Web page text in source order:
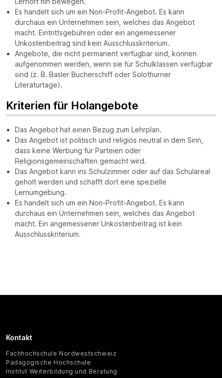
Es handelt sich um ein Non-Profit-Angebot. Es kann
durchaus ein Unternehmen sein, welches das Angebot
macht. Eintrittsgebühren oder ein angemessener
Unkostenbeitrag sind kein Ausschlusskriterium.
Angebote, die nicht permanent verfügbar sind, können
aufgenommen werden, wenn sie für Schulklassen verfügbar
sind (z. B. Basler Bücherschiff oder Solothurner
Literaturtage).
Kriterien für Holangebote
Das Angebot hat einen Bezug zum Lehrplan.
Das Angebot ist politisch und religiös neutral in dem Sinn,
dass keine Werbung für Parteien oder
Religionsgemeinschaften gemacht wird.
Das Angebot kann ins Schulzimmer oder auf das Schulareal
geholt werden und schafft dort eine spezielle
Lernumgebung.
Es handelt sich um ein Non-Profit-Angebot. Es kann
durchaus ein Unternehmen sein, welches das Angebot
macht. Ein angemessener Unkostenbeitrag ist kein
Ausschlusskriterium.
Kontakt
Fachhochschule Nordwestschweiz
Pädagogische Hochschule
Institut Weiterbildung und Beratung